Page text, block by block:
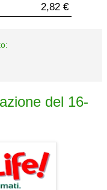
2,82 €
del 16-